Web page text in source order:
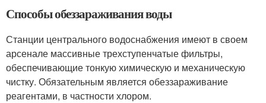
Способы обеззараживания воды
Станции центрального водоснабжения имеют в своем
арсенале массивные трехступенчатые фильтры,
обеспечивающие тонкую химическую и механическую
чистку. Обязательным является обеззараживание
реагентами, в частности хлором.